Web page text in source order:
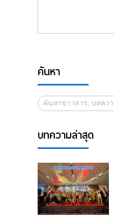
ค้นหา
บทความล่าสุด